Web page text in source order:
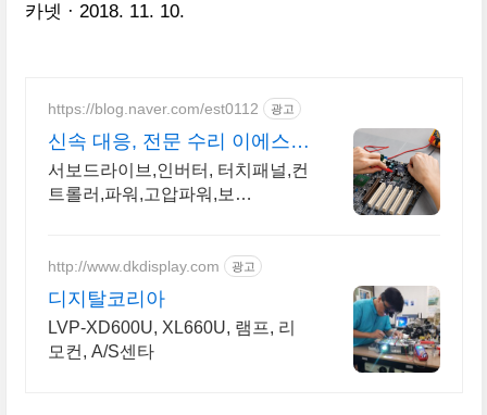
카넷 2018. 11. 10.
https://blog.naver.com/est0112 광고
신속 대응, 전문 수리 이에스티
시스템
서보드라이브,인버터, 터치패널,컨
트롤러,파워,고압파워,보
http://www.dkdisplay.com 광고
디지탈코리아
LVP-XD600U, XL660U, 램프, 리
모컨, A/S센타